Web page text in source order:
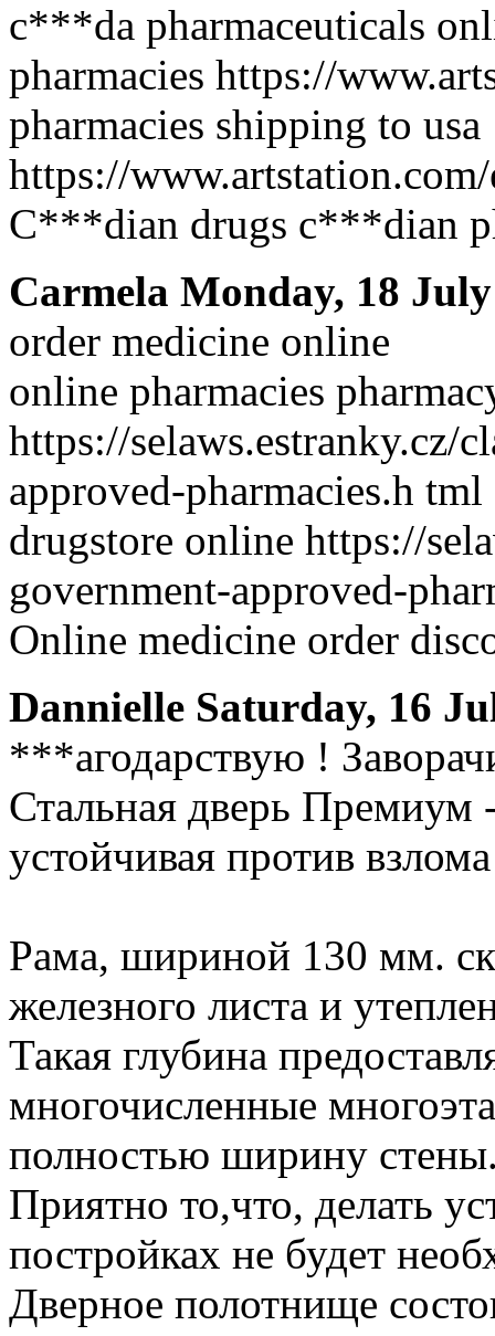
c***da pharmaceuticals
pharmacies https://
pharmacies shipping to usa
https://
C***dian drugs c***dian
Carmela Monday, 18
order medicine online
online pharmacies
https://
approved-pharmacies.h tml
drugstore online https://
government-approved-
Online medicine order
Dannielle Saturday, 16
***агодарствую !
Стальная дверь Премиум
устойчивая против
Рама, шириной 130 мм.
железного листа и
Такая глубина
многочисленные
полностью ширину
Приятно то,что, делать
постройках не будет
Дверное полотнище